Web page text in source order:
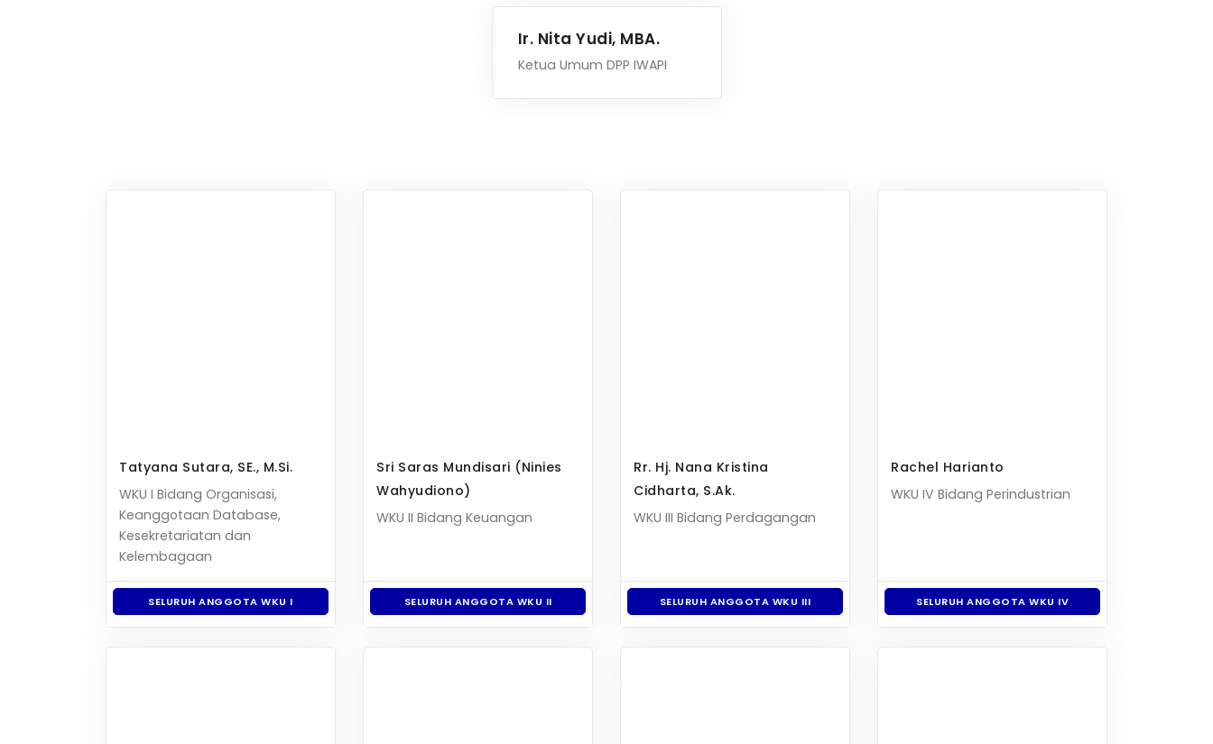
Ir. Nita Yudi, MBA.
Ketua Umum DPP IWAPI
Tatyana Sutara, SE., M.Si.
WKU I Bidang Organisasi,
Keanggotaan Database,
Kesekretariatan dan
Kelembagaan
SELURUH ANGGOTA WKU I
Sri Saras Mundisari (Ninies
Wahyudiono)
WKU II Bidang Keuangan
SELURUH ANGGOTA WKU II
Rr. Hj. Nana Kristina
Cidharta, S.Ak.
WKU III Bidang Perdagangan
SELURUH ANGGOTA WKU III
Rachel Harianto
WKU IV Bidang Perindustrian
SELURUH ANGGOTA WKU IV